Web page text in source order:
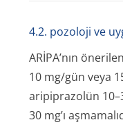
4.2. pozoloji ve
ARİPA’nın
10 mg/gün veya
aripiprazolün
30 mg’ı